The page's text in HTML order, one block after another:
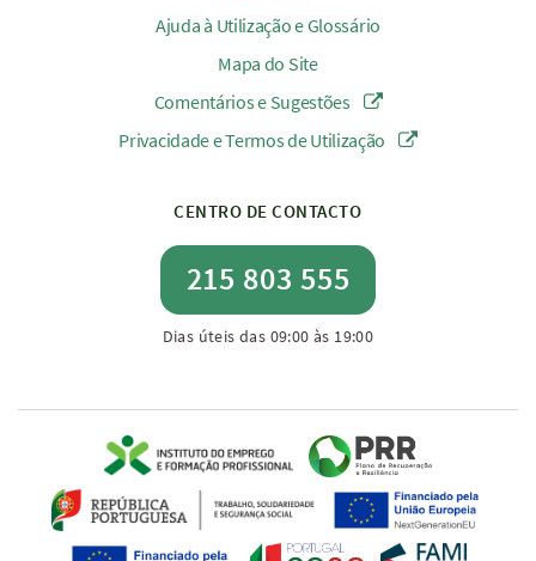
Ajuda à Utilização e Glossário
Mapa do Site
Comentários e Sugestões
Privacidade e Termos de Utilização
CENTRO DE CONTACTO
215 803 555
Dias úteis das 09:00 às 19:00